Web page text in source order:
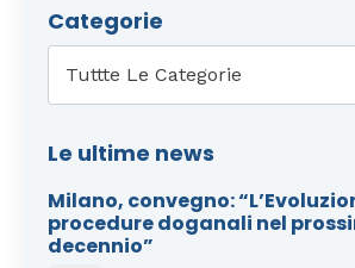
Categorie
Le ultime news
Milano, convegno:
procedure doganali nel
decennio”